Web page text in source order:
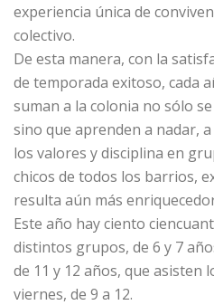
experiencia única de
colectivo.
De esta manera, con la
de temporada exitoso, cada
suman a la colonia no sólo
sino que aprenden a nadar,
los valores y disciplina en
chicos de todos los barrios,
resulta aún más
Este año hay ciento
distintos grupos, de 6 y 7
de 11 y 12 años, que asisten
viernes, de 9 a 12.